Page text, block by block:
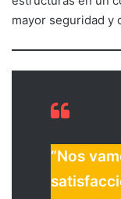
mayor seguridad y
“Nos